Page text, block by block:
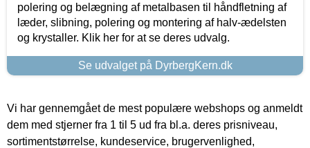
polering og belægning af metalbasen til håndfletning af
læder, slibning, polering og montering af halv-ædelsten
og krystaller. Klik her for at se deres udvalg.
Se udvalget på DyrbergKern.dk
Vi har gennemgået de mest populære webshops og anmeldt
dem med stjerner fra 1 til 5 ud fra bl.a. deres prisniveau,
sortimentstørrelse, kundeservice, brugervenlighed,